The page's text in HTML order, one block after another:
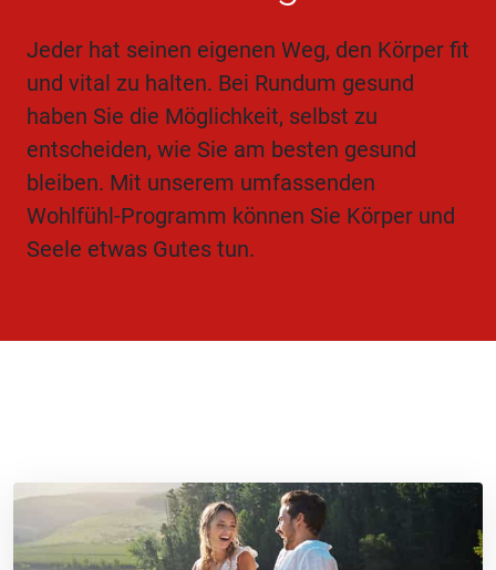
Jeder hat seinen eigenen Weg, den Körper fit
und vital zu halten. Bei Rundum gesund
haben Sie die Möglichkeit, selbst zu
entscheiden, wie Sie am besten gesund
bleiben. Mit unserem umfassenden
Wohlfühl-Programm können Sie Körper und
Seele etwas Gutes tun.